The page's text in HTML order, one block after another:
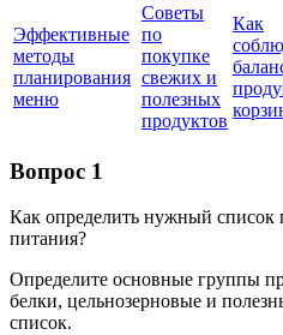
Эффективные
методы
планирования
меню
Советы
по
покупке
свежих и
полезных
продуктов
Как
Вопрос 1
Как определить нужный список
питания?
Определите основные группы
белки, цельнозерновые и
список.